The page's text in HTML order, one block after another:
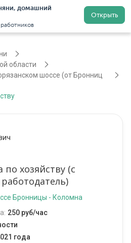
домашний
Открыть
Регистрация
области
шоссе (от Бронниц
хозяйству (с
Бронницы - Коломна
250 руб/час
года